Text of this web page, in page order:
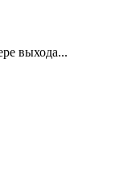
выхода...